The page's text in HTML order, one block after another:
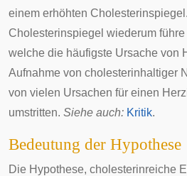
einem erhöhten
Cholesterinspiegel wiederum führe
welche die häufigste Ursache von
Aufnahme von cholesterinhaltiger
von vielen Ursachen für einen
umstritten. Siehe auch: Kritik.
Bedeutung der Hypothese
Die Hypothese, cholesterinreiche